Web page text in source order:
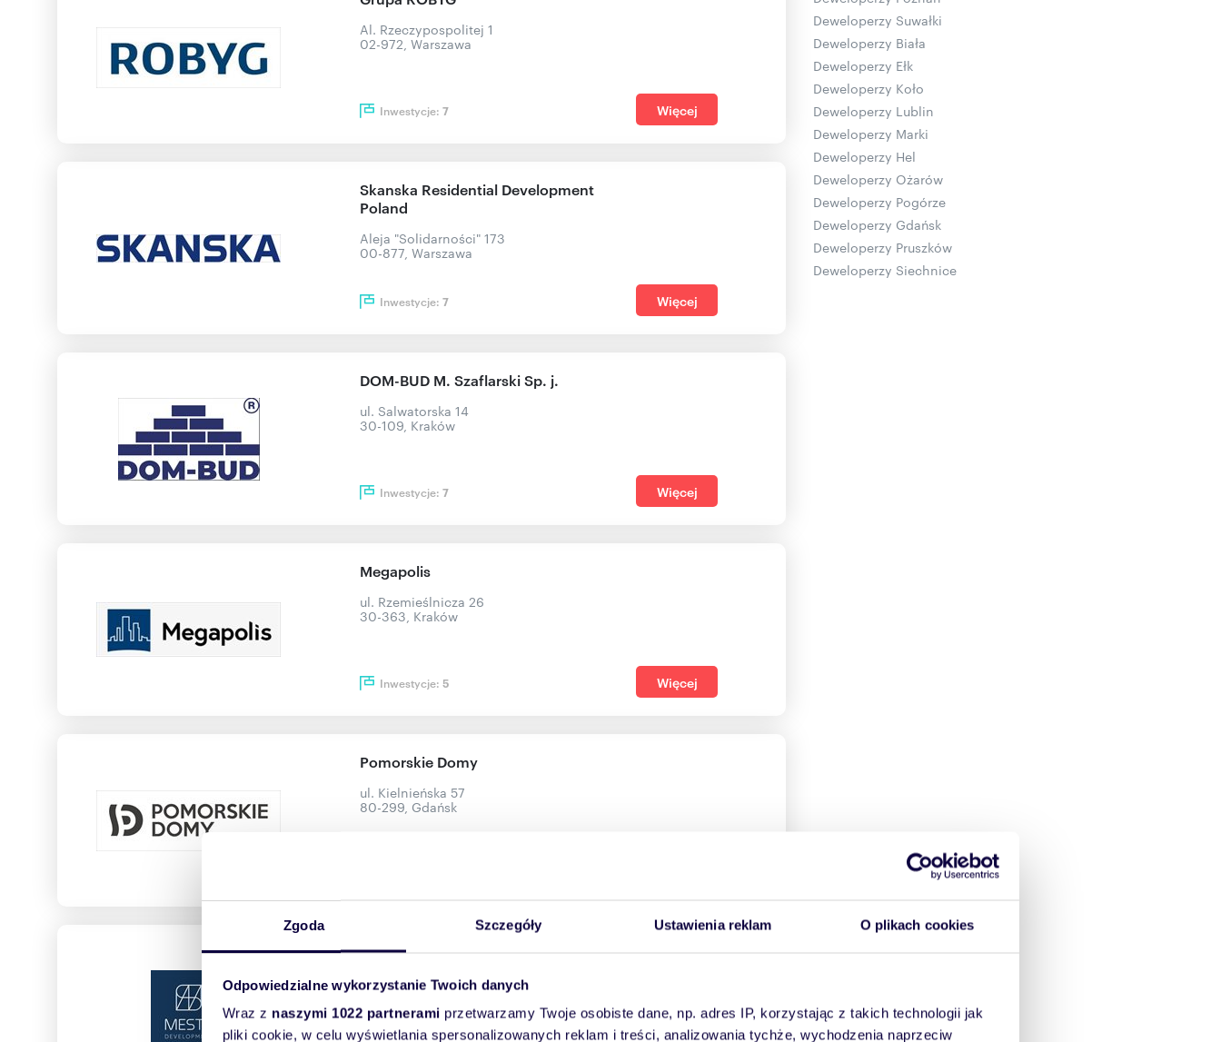
Zgoda Szczegóły Ustawienia reklam O plikach cookies
Odpowiedzialne wykorzystanie Twoich danych
Wraz z naszymi 1022 partnerami przetwarzamy Twoje osobiste dane, np. adres IP, korzystając z takich technologii jak
pliki cookie, w celu wyświetlania spersonalizowanych reklam i treści, analizowania tychże, wychodzenia naprzeciw
Al. Rzeczypospolitej 1
02-972, Warszawa
Inwestycje: 7 Więcej
Skanska Residential Development
Poland
Aleja "Solidarności" 173
00-877, Warszawa
Inwestycje: 7 Więcej
DOM-BUD M. Szaflarski Sp. j.
ul. Salwatorska 14
30-109, Kraków
Inwestycje: 7 Więcej
Megapolis
ul. Rzemieślnicza 26
30-363, Kraków
Inwestycje: 5 Więcej
Pomorskie Domy
ul. Kielnieńska 57
80-299, Gdańsk
Mesta Development Sp. z o.o.
ul. Pasterska2B
50-226, Wrocław
Deweloperzy Suwałki
Deweloperzy Biała
Deweloperzy Ełk
Deweloperzy Koło
Deweloperzy Lublin
Deweloperzy Marki
Deweloperzy Hel
Deweloperzy Ożarów
Deweloperzy Pogórze
Deweloperzy Gdańsk
Deweloperzy Pruszków
Deweloperzy Siechnice